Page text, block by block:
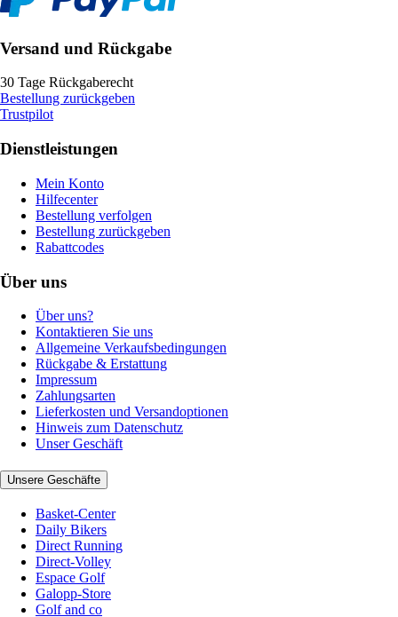
Versand und Rückgabe
30 Tage Rückgaberecht
Bestellung zurückgeben
Trustpilot
Dienstleistungen
Mein Konto
Hilfecenter
Bestellung verfolgen
Bestellung zurückgeben
Rabattcodes
Über uns
Über uns?
Kontaktieren Sie uns
Allgemeine Verkaufsbedingungen
Rückgabe & Erstattung
Impressum
Zahlungsarten
Lieferkosten und Versandoptionen
Hinweis zum Datenschutz
Unser Geschäft
Unsere Geschäfte
Basket-Center
Daily Bikers
Direct Running
Direct-Volley
Espace Golf
Galopp-Store
Golf and co